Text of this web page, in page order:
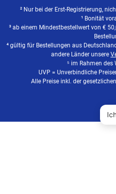
² Nur bei der Erst-Registrierung,
¹ Bonität
³ ab einem Mindestbestellwert von €
⁴ gültig für Bestellungen aus
andere Länder unsere
⁵ im Rahmen des
UVP = Unverbindliche
Alle Preise inkl. der